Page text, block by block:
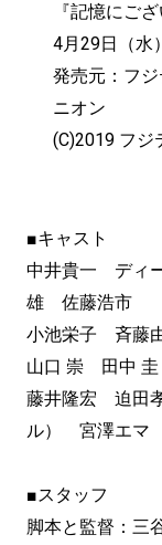
『記憶にご
4月29日（水
発売元：フ
ニオン
(C)2019 フジ
■キャスト
中井貴一 ディ
雄 佐藤浩市
小池栄子 斉藤
山口 崇 田中
藤井隆宏 迫田
ル） 宮澤エマ
■スタッフ
脚本と監督：三